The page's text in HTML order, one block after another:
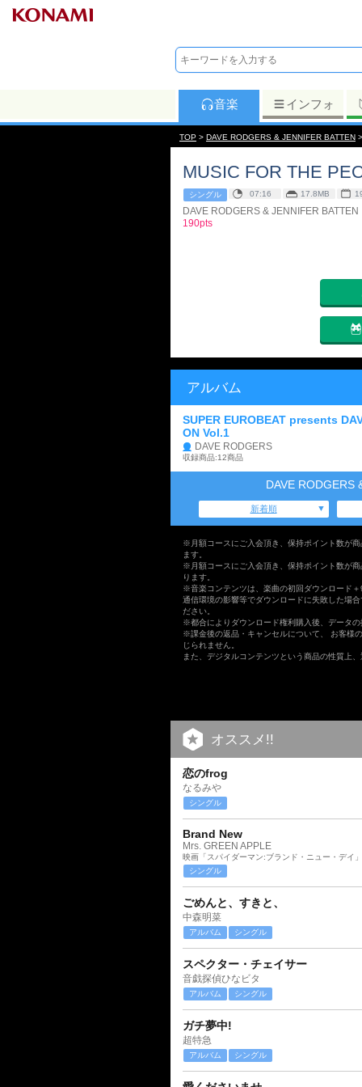
音楽 インフォ
TOP > DAVE RODGERS & JENNIFER BATTEN >
MUSIC FOR THE
シングル 07:16 17.8MB
DAVE RODGERS & JENNIFER BATTEN
190pts
アルバム
SUPER EUROBEAT presents
ON Vol.1
DAVE RODGERS
収録商品:12商品
DAVE RODGERS
新着順
※月額コースにご入会頂き、保持ポイント数が
ます。
※月額コースにご入会頂き、保持ポイント数が
ります。
※音楽コンテンツは、楽曲の初回ダウンロード＋
通信環境の影響等でダウンロードに失敗した場
ださい。
※都合によりダウンロード権利購入後、データの
※課金後の返品・キャンセルについて、 お客様
じられません。
また、デジタルコンテンツという商品の性質上
オススメ!!
恋のfrog
なるみや
シングル
Brand New
Mrs. GREEN APPLE
映画「スパイダーマン:ブランド・ニュー・デイ
シングル
ごめんと、すきと、
中森明菜
アルバム シングル
スペクター・チェイサー
音戯探偵ひなビタ
アルバム シングル
ガチ夢中!
超特急
アルバム シングル